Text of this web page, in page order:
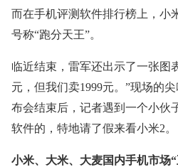
而在手机评测软件排行榜上，小
号称“跑分天王”。
临近结束，雷军还出示了一张图
元，但我们卖1999元。”现场的
布会结束后，记者遇到一个小伙
软件的，特地请了假来看小米2。
小米、大米、大麦国内手机市场